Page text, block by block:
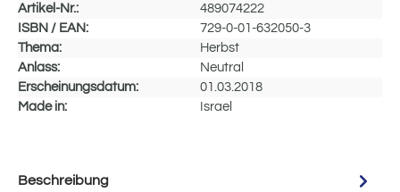
Artikel-Nr.:
489074222
ISBN / EAN:
729-0-01-632050-3
Thema:
Herbst
Anlass:
Neutral
Erscheinungsdatum:
01.03.2018
Made in:
Israel
Beschreibung